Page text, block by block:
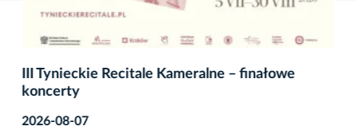
III Tynieckie Recitale Kameralne – finałowe
koncerty
2026-08-07